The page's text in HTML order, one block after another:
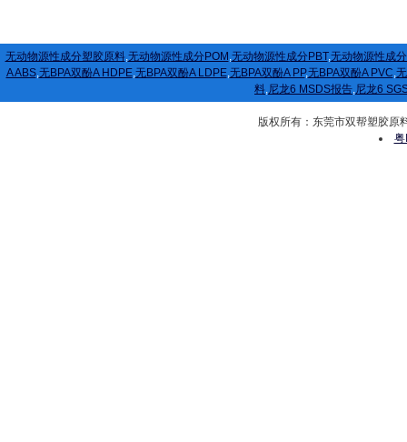
无动物源性成分塑胶原料,无动物源性成分POM ,无动物源性成分PBT,无动物源性成
A ABS,无BPA双酚A HDPE,无BPA双酚A LDPE,无BPA双酚A PP,无BPA双酚A PVC,
料,尼龙6 MSDS报告,尼龙6
版权所有：东莞市双帮塑胶